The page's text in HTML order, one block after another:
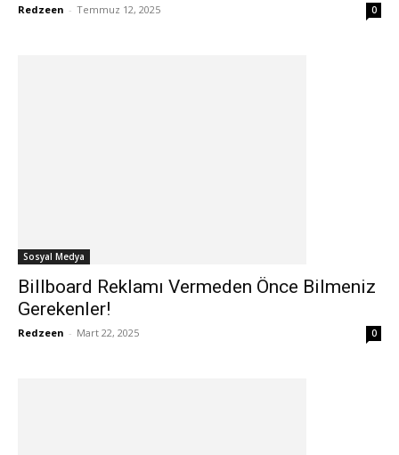
Redzeen - Temmuz 12, 2025 0
Sosyal Medya
Billboard Reklamı Vermeden Önce Bilmeniz
Gerekenler!
Redzeen - Mart 22, 2025 0